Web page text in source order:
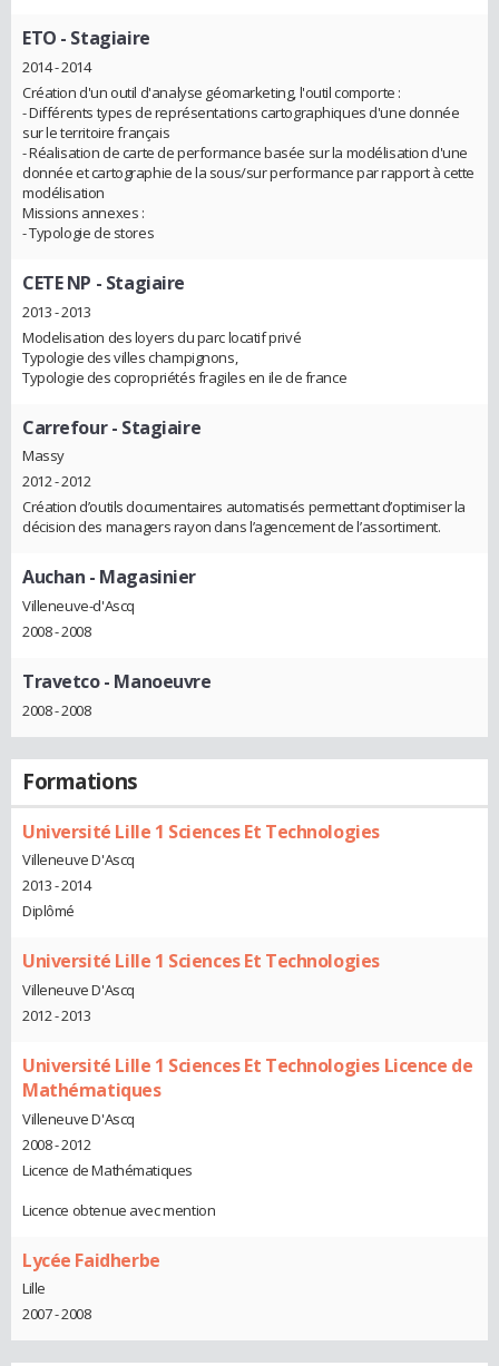
ETO - Stagiaire
2014 - 2014
Création d'un outil d'analyse géomarketing, l'outil comporte :
- Différents types de représentations cartographiques d'une donnée
sur le territoire français
- Réalisation de carte de performance basée sur la modélisation d'une
donnée et cartographie de la sous/sur performance par rapport à cette
modélisation
Missions annexes :
- Typologie de stores
CETE NP - Stagiaire
2013 - 2013
Modelisation des loyers du parc locatif privé
Typologie des villes champignons,
Typologie des copropriétés fragiles en ile de france
Carrefour- Stagiaire
Massy
2012 - 2012
Création d’outils documentaires automatisés permettant d’optimiser la
décision des managers rayon dans l’agencement de l’assortiment.
Auchan - Magasinier
Villeneuve-d'Ascq
2008 - 2008
Travetco- Manoeuvre
2008 - 2008
Formations
Université Lille 1 Sciences Et Technologies
Villeneuve D'Ascq
2013 - 2014
Diplômé
Université Lille 1 Sciences Et Technologies
Villeneuve D'Ascq
2012 - 2013
Université Lille 1 Sciences Et Technologies Licence de
Mathématiques
Villeneuve D'Ascq
2008 - 2012
Licence de Mathématiques
Licence obtenue avec mention
Lycée Faidherbe
Lille
2007 - 2008